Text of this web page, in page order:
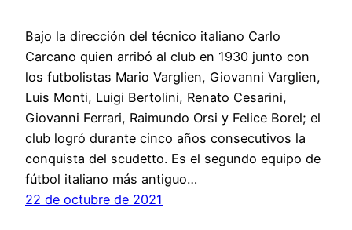
Bajo la dirección del técnico italiano Carlo
Carcano quien arribó al club en 1930 junto con
los futbolistas Mario Varglien, Giovanni Varglien,
Luis Monti, Luigi Bertolini, Renato Cesarini,
Giovanni Ferrari, Raimundo Orsi y Felice Borel; el
club logró durante cinco años consecutivos la
conquista del scudetto. Es el segundo equipo de
fútbol italiano más antiguo…
22 de octubre de 2021